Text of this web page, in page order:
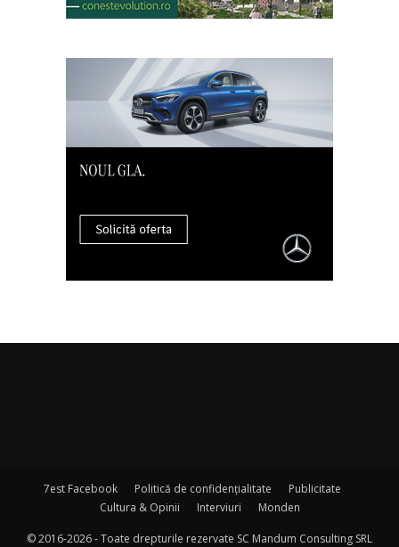
7est Facebook Politică de confidențialitate
Publicitate
Cultura & Opinii
Interviuri Monden
© 2016-2026 - Toate drepturile rezervate SC Mandum Consulting SRL